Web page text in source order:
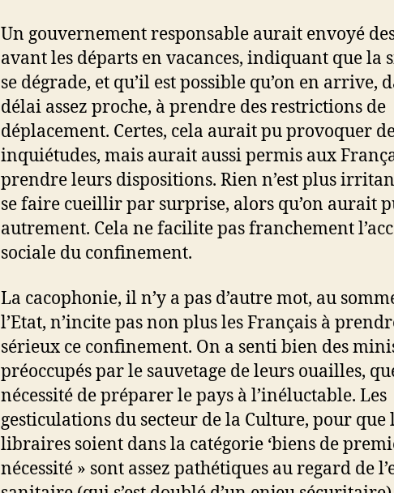
Un gouvernement responsable aurait envoyé
avant les départs en vacances, indiquant que la
se dégrade, et qu’il est possible qu’on en arrive,
délai assez proche, à prendre des restrictions de
déplacement. Certes, cela aurait pu provoquer
inquiétudes, mais aurait aussi permis aux
prendre leurs dispositions. Rien n’est plus
se faire cueillir par surprise, alors qu’on aurait
autrement. Cela ne facilite pas franchement
sociale du confinement.
La cacophonie, il n’y a pas d’autre mot, au
l’Etat, n’incite pas non plus les Français à
sérieux ce confinement. On a senti bien des
préoccupés par le sauvetage de leurs ouailles,
nécessité de préparer le pays à l’inéluctable. Les
gesticulations du secteur de la Culture, pour que
libraires soient dans la catégorie ‘biens de
nécessité » sont assez pathétiques au regard de